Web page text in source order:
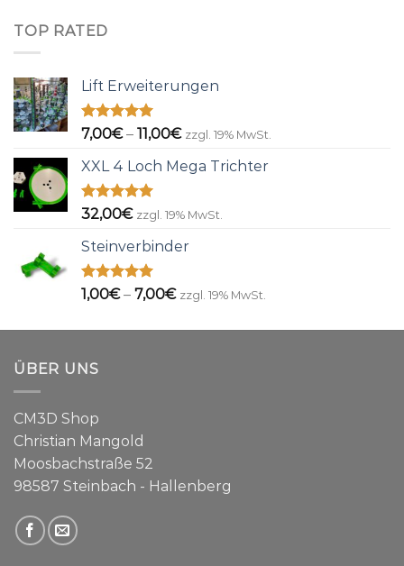
TOP RATED
Lift Erweiterungen
Bewertet
von 5
7,00€ – 11,00€Preisspanne:
bis
zzgl. 19% MwSt.
XXL 4 Loch Mega Trichter
Bewertet
von 5
32,00€ zzgl. 19% MwSt.
Steinverbinder
Bewertet
1,00€ – 7,00€Preisspanne:
bis
zzgl. 19% MwSt.
ÜBER UNS
CM3D Shop
Christian Mangold
Moosbachstraße 52
98587 Steinbach - Hallenberg